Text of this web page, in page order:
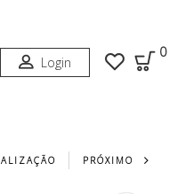
Login
0
do
PRÓXIMO